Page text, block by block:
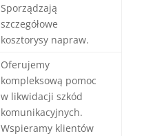
Sporządzają
szczegółowe
kosztorysy napraw.
Oferujemy
kompleksową pomoc
w likwidacji szkód
komunikacyjnych.
Wspieramy klientów